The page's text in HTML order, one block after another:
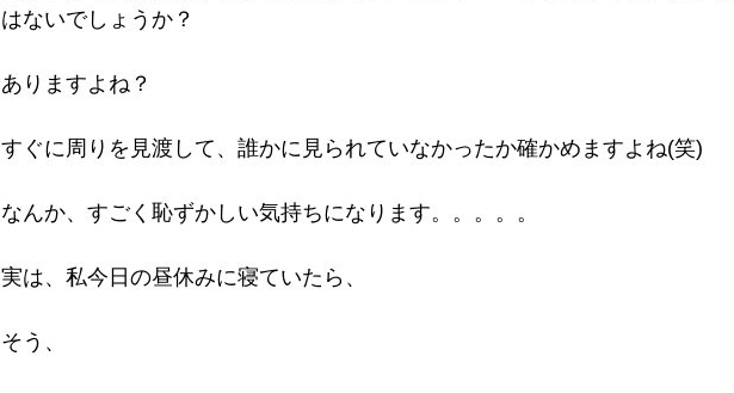
はないでしょうか？
ありますよね？
すぐに周りを見渡して、誰かに見られていなかったか確かめますよね(笑)
なんか、すごく恥ずかしい気持ちになります。。。。。
実は、私今日の昼休みに寝ていたら、
そう、